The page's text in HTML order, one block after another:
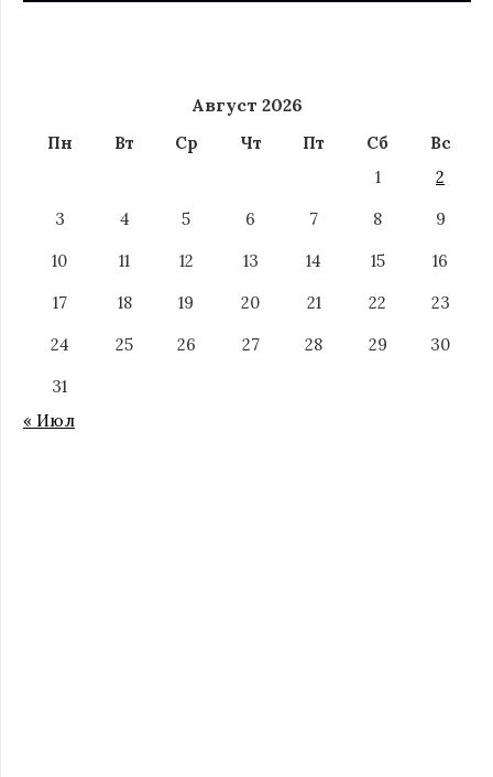
Август 2026
Пн Вт Ср Чт Пт Сб
Вс
1
2
3
4 5 6 7 8
9
10
11 12 13 14 15
16
17
18 19 20 21 22
23
24
25 26 27 28 29
30
31
« Июл